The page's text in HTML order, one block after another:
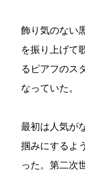
飾り気のない
を振り上げて
るピアフのス
なっていた。
最初は人気が
掴みにするよ
った。第二次